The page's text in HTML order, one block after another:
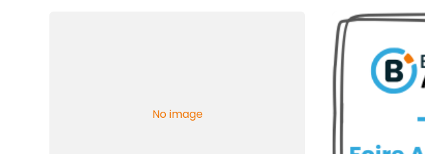
No image